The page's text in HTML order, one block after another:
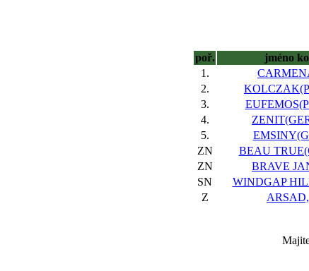
poř.
jméno
1.
2.
3.
4.
5.
ZN
BEAU
ZN
BRAVE
SN
WINDGAP
Z